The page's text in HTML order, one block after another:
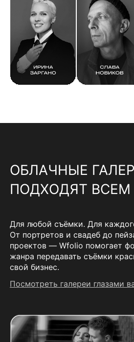
ОБЛАЧНЫЕ
ПОДХОДЯТ ВСЕМ
Для любой съёмки. Для
От портретов и свадеб до
проектов — Wfolio помогает
жанра передавать съёмки
свой бизнес.
Посмотреть галереи глазами